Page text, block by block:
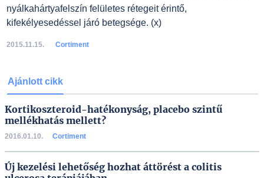
nyálkahártyafelszín felületes rétegeit érintő,
kifekélyesedéssel járó betegsége. (x)
2015.11.15. Cortiment
Ajánlott cikk
Kortikoszteroid-hatékonyság, placebo szintű
mellékhatás mellett?
2016.01.10. Cortiment
Új kezelési lehetőség hozhat áttörést a colitis